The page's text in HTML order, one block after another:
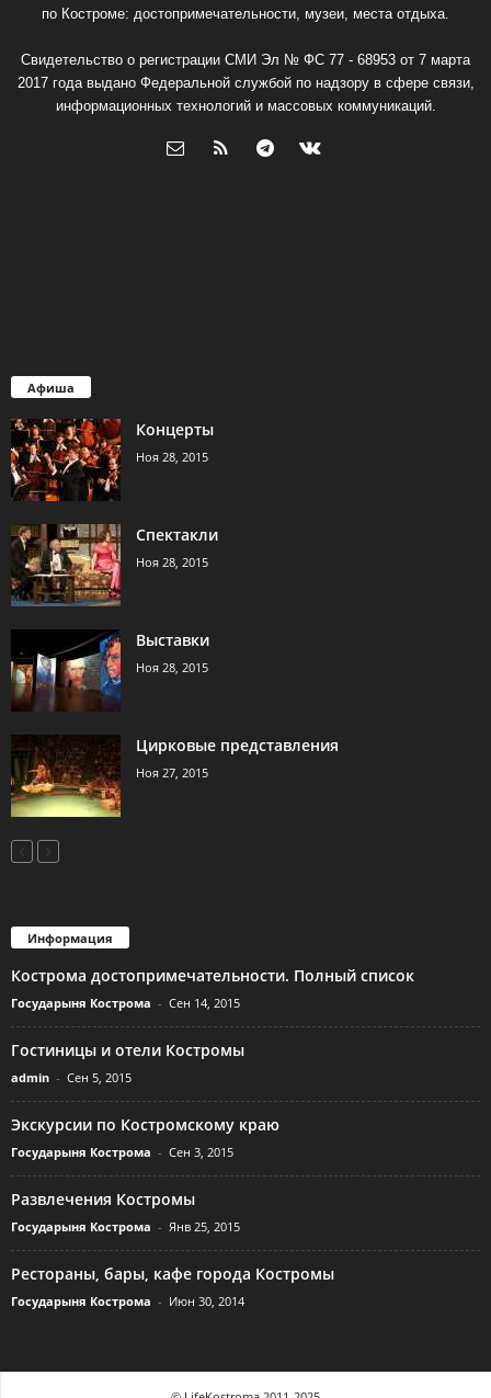
по Костроме: достопримечательности, музеи, места отдыха.
Свидетельство о регистрации СМИ Эл № ФС 77 - 68953 от 7 марта
2017 года выдано Федеральной службой по надзору в сфере связи,
информационных технологий и массовых коммуникаций.
Афиша
Концерты
Ноя 28, 2015
Спектакли
Ноя 28, 2015
Выставки
Ноя 28, 2015
Цирковые представления
Ноя 27, 2015
Информация
Кострома достопримечательности. Полный список
Государыня Кострома - Сен 14, 2015
Гостиницы и отели Костромы
admin - Сен 5, 2015
Экскурсии по Костромскому краю
Государыня Кострома - Сен 3, 2015
Развлечения Костромы
Государыня Кострома - Янв 25, 2015
Рестораны, бары, кафе города Костромы
Государыня Кострома - Июн 30, 2014